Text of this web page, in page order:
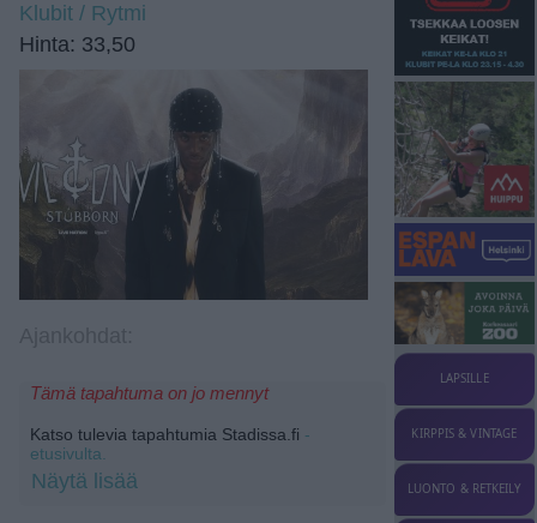
Klubit / Rytmi
Hinta: 33,50
Tämä tapahtuma on jo mennyt
Katso tulevia tapahtumia Stadissa.fi -
etusivulta.
Näytä lisää
LAPSILLE
KIRPPIS & VINTAGE
LUONTO & RETKEILY